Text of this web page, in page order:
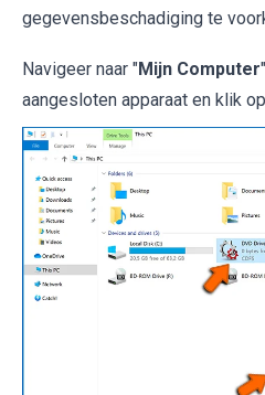
gegevensbeschadiging te
Navigeer naar "Mijn Computer
aangesloten apparaat en klik